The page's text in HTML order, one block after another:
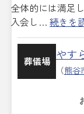
全体的には満足
入会し… 続きを
葬儀場 やす
（熊谷